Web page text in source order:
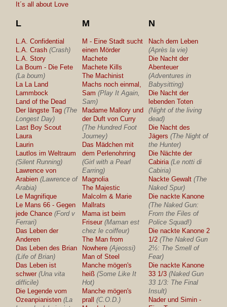
It´s all about Love
L
L.A. Confidential
L.A. Crash (Crash)
L.A. Story
La Boum - Die Fete
(La boum)
La La Land
Lammbock
Land of the Dead
Der längste Tag (The
Longest Day)
Last Boy Scout
Laura
Laurin
Lautlos im Weltraum
(Silent Running)
Lawrence von
Arabien (Lawrence of
Arabia)
Le Magnifique
Le Mans 66 - Gegen
jede Chance (Ford v
Ferrari)
Das Leben der
Anderen
Das Leben des Brian
(Life of Brian)
Das Leben ist
schwer (Una vita
difficile)
Die Legende vom
Ozeanpianisten (La
M
M - Eine Stadt sucht
einen Mörder
Machete
Machete Kills
The Machinist
Machs noch einmal,
Sam (Play It Again,
Sam)
Madame Mallory und
der Duft von Curry
(The Hundred Foot
Journey)
Das Mädchen mit
dem Perlenohrring
(Girl with a Pearl
Earring)
Magnolia
The Majestic
Malcolm & Marie
Mallrats
Mama ist beim
Friseur (Maman est
chez le coiffeur)
The Man from
Nowhere (Ajeossi)
Man of Steel
Manche mögen's
heiß (Some Like It
Hot)
Manche mögen's
prall
(C.O.D.)
N
Nach dem Leben
(Après la vie)
Die Nacht der
Abenteuer
(Adventures in
Babysitting)
Die Nacht der
lebenden Toten
(Night of the living
dead)
Die Nacht des
Jägers (The Night of
the Hunter)
Die Nächte der
Cabiria (Le notti di
Cabiria)
Nackte Gewalt (The
Naked Spur)
Die nackte Kanone
(The Naked Gun:
From the Files of
Police Squad!)
Die nackte Kanone 2
1/2 (The Naked Gun
2½: The Smell of
Fear)
Die nackte Kanone
33 1/3 (Naked Gun
33 1/3: The Final
Insult)
Nader und Simin -